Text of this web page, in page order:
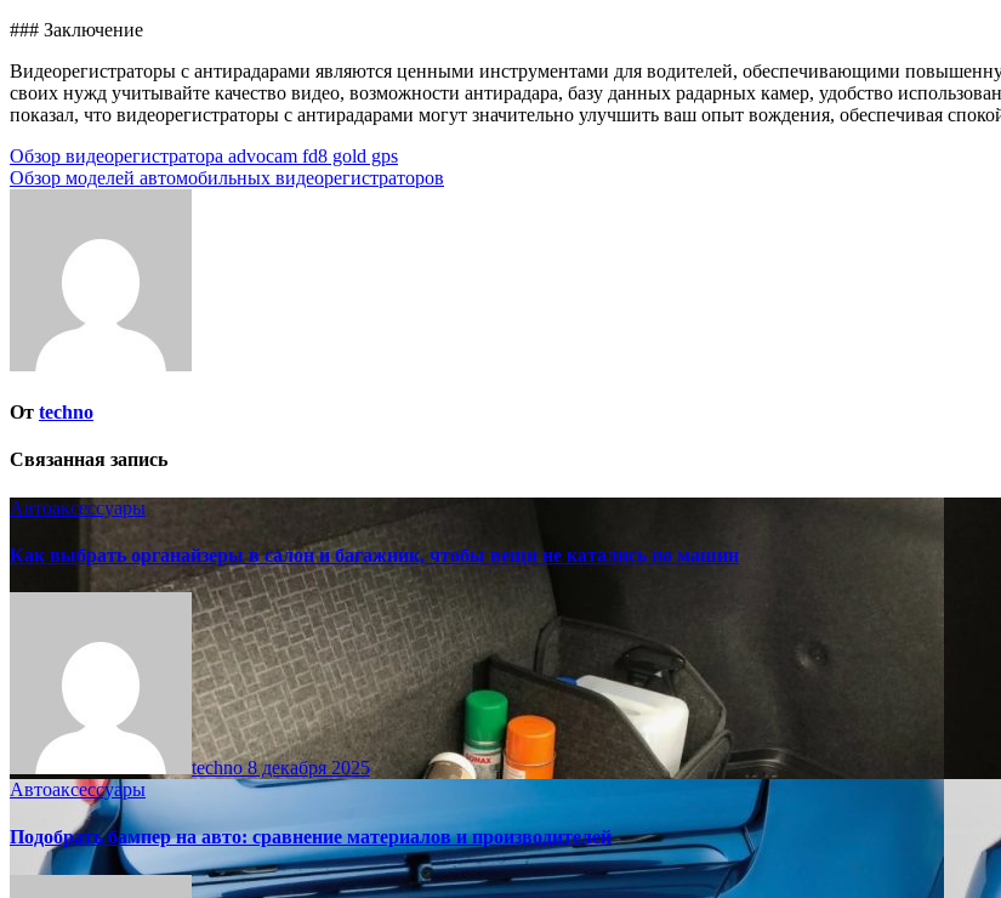
### Заключение
Видеорегистраторы с антирадарами являются ценными инструментами для водителей, обеспечивающими
своих нужд учитывайте качество видео, возможности антирадара, базу данных радарных камер, удобство
показал, что видеорегистраторы с антирадарами могут значительно улучшить ваш опыт вождения, обеспечивая
Навигация
по
Обзор видеорегистратора advocam fd8 gold gps
Обзор моделей автомобильных видеорегистраторов
От techno
Связанная запись
Автоаксессуары
Как выбрать органайзеры в салон и багажник, чтобы вещи не катались по машин
techno8 декабря 2025
Автоаксессуары
Подобрать бампер на авто: сравнение материалов и производителей